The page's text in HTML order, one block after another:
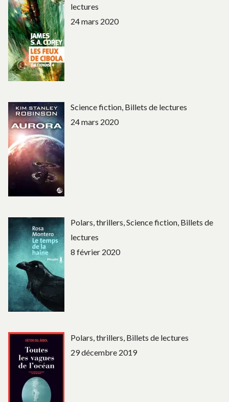
lectures
24 mars 2020
Science fiction, Billets de lectures
24 mars 2020
Polars, thrillers, Science fiction, Billets de
lectures
8 février 2020
Polars, thrillers, Billets de lectures
29 décembre 2019